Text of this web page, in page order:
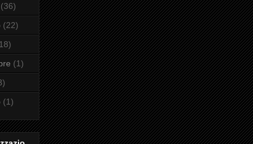
(36)
(22)
(1)
(1)